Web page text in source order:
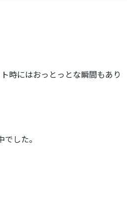
時にはおっとっとな瞬間もあり
した。